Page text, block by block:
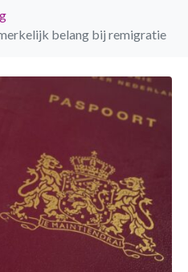
belang bij remigratie